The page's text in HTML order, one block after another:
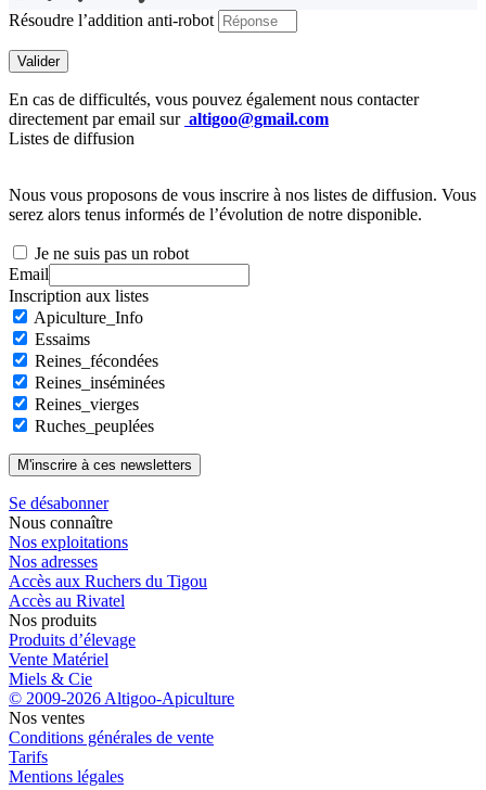
Résoudre l’addition anti-robot
Valider
En cas de difficultés, vous pouvez également nous contacter
directement par email sur altigoo@gmail.com
Listes de diffusion
Nous vous proposons de vous inscrire à nos listes de diffusion. Vous
serez alors tenus informés de l’évolution de notre disponible.
Je ne suis pas un robot
Email
Inscription aux listes
Apiculture_Info
Essaims
Reines_fécondées
Reines_inséminées
Reines_vierges
Ruches_peuplées
Se désabonner
Nous connaître
Nos exploitations
Nos adresses
Accès aux Ruchers du Tigou
Accès au Rivatel
Nos produits
Produits d’élevage
Vente Matériel
Miels & Cie
© 2009-2026 Altigoo-Apiculture
Nos ventes
Conditions générales de vente
Tarifs
Mentions légales